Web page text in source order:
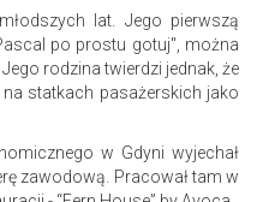
lat. Jego pierwszą
po prostu gotuj", można
rodzina twierdzi jednak, że
statkach pasażerskich jako
w Gdyni wyjechał
zawodową. Pracował tam w